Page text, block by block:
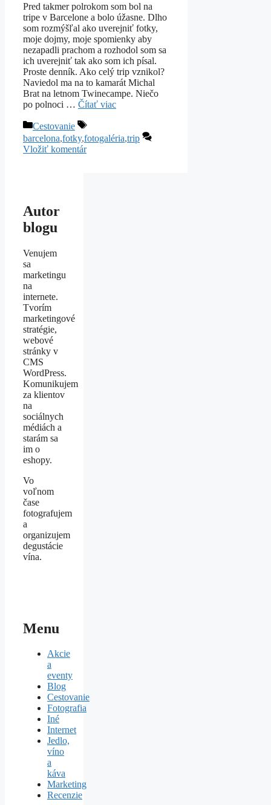
Pred takmer polrokom som bol na
tripe v Barcelone a bolo úžasne. Dlho
som rozmýšľal ako uverejniť fotky,
moje dojmy, moje spomienky aby
nezapadli prachom a rozhodol som sa
ich uverejniť tak ako som ich písal.
Proste denník. Ako celý trip vznikol?
Naviedol ma na to kamarát Michal
Brat na letnom Twinecampe. Niečo
po polnoci … Čítať viac
Kategórie
Cestovanie
Značky
barcelona,fotky,fotogaléria,trip
Vložiť komentár
Autor
blogu
Venujem
sa
marketingu
na
internete.
Tvorím
marketingové
stratégie,
webové
stránky v
CMS
WordPress.
Komunikujem
za klientov
na
sociálnych
médiách a
starám sa
im o
eshopy.
Vo
voľnom
čase
fotografujem
a
organizujem
degustácie
vína.
Menu
Akcie
a
eventy
Blog
Cestovanie
Fotografia
Iné
Internet
Jedlo,
víno
a
káva
Marketing
Recenzie